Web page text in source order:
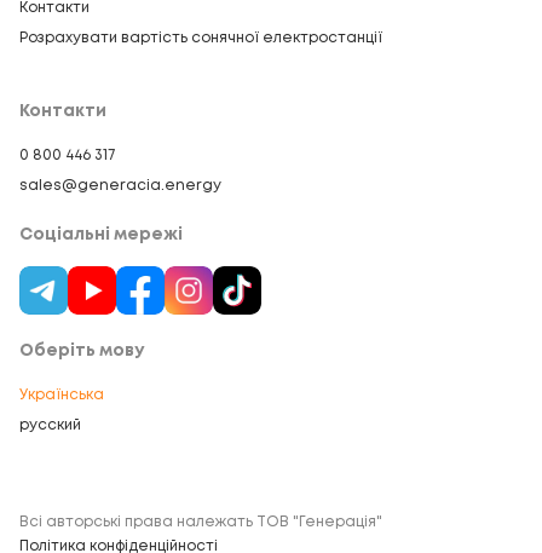
Контакти
Розрахувати вартість сонячної електростанції
Контакти
0 800 446 317
sales@generacia.energy
Соціальні мережі
Оберіть мову
Українська
русский
Всі авторські права належать ТОВ "Генерація"
Політика конфіденційності